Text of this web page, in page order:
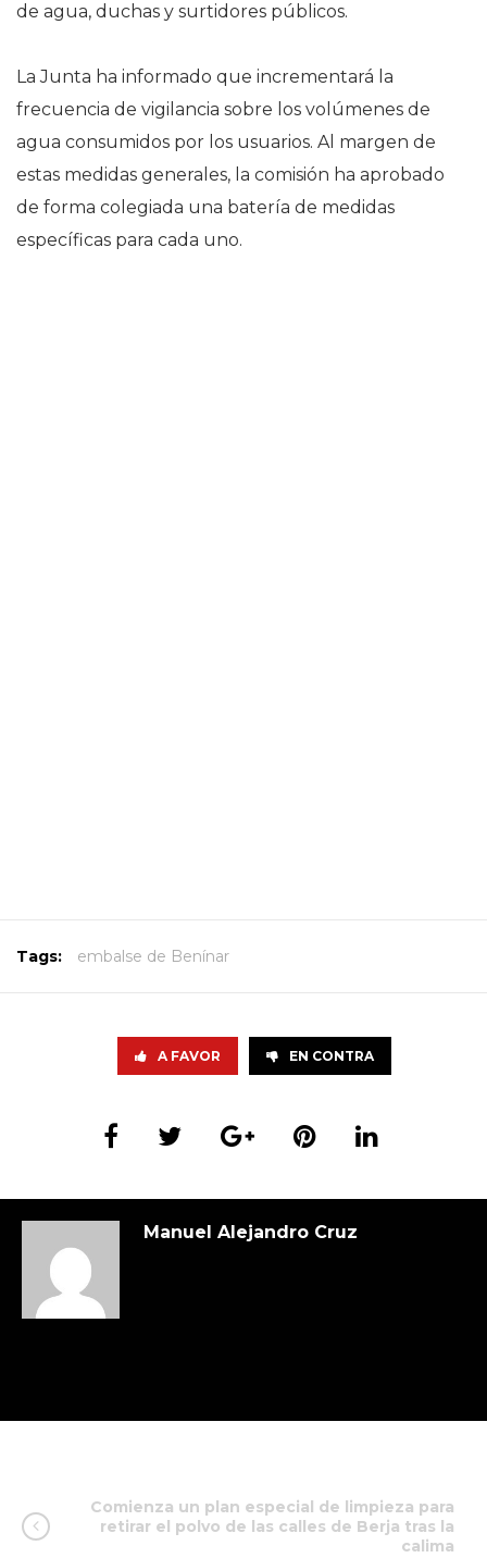
de agua, duchas y surtidores públicos.
La Junta ha informado que incrementará la
frecuencia de vigilancia sobre los volúmenes de
agua consumidos por los usuarios. Al margen de
estas medidas generales, la comisión ha aprobado
de forma colegiada una batería de medidas
específicas para cada uno.
Tags: embalse de Benínar
A FAVOR EN CONTRA
Manuel Alejandro Cruz
Comienza un plan especial de limpieza para
retirar el polvo de las calles de Berja tras la
calima